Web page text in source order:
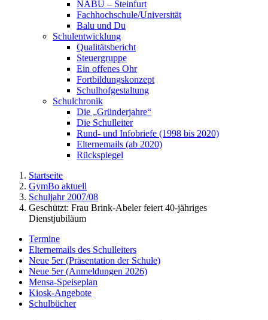
NABU – Steinfurt
Fachhochschule/Universität
Balu und Du
Schulentwicklung
Qualitätsbericht
Steuergruppe
Ein offenes Ohr
Fortbildungskonzept
Schulhofgestaltung
Schulchronik
Die „Gründerjahre“
Die Schulleiter
Rund- und Infobriefe (1998 bis 2020)
Elternemails (ab 2020)
Rückspiegel
Startseite
GymBo aktuell
Schuljahr 2007/08
Geschützt: Frau Brink-Abeler feiert 40-jähriges
Dienstjubiläum
Termine
Elternemails des Schulleiters
Neue 5er (Präsentation der Schule)
Neue 5er (Anmeldungen 2026)
Mensa-Speiseplan
Kiosk-Angebote
Schulbücher